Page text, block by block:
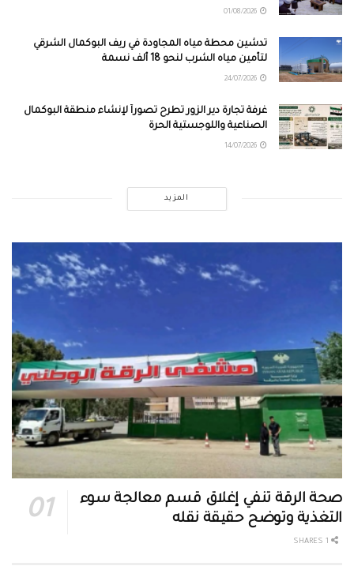
تدشين محطة مياه المجاودة في ريف البوكمال الشرقي
لتأمين مياه الشرب لنحو 18 ألف نسمة
غرفة تجارة دير الزور تطرح تصوراً لإنشاء منطقة البوكمال
الصناعية واللوجستية الحرة
المزيد
صحة الرقة تنفي إغلاق قسم معالجة سوء
التغذية وتوضح حقيقة نقله